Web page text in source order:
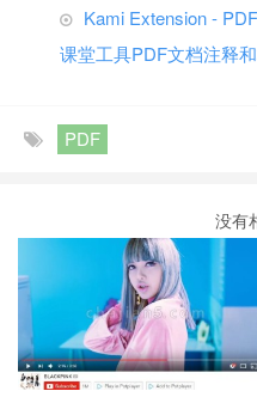
Kami Extension -
课堂工具PDF文档注释
PDF
没有